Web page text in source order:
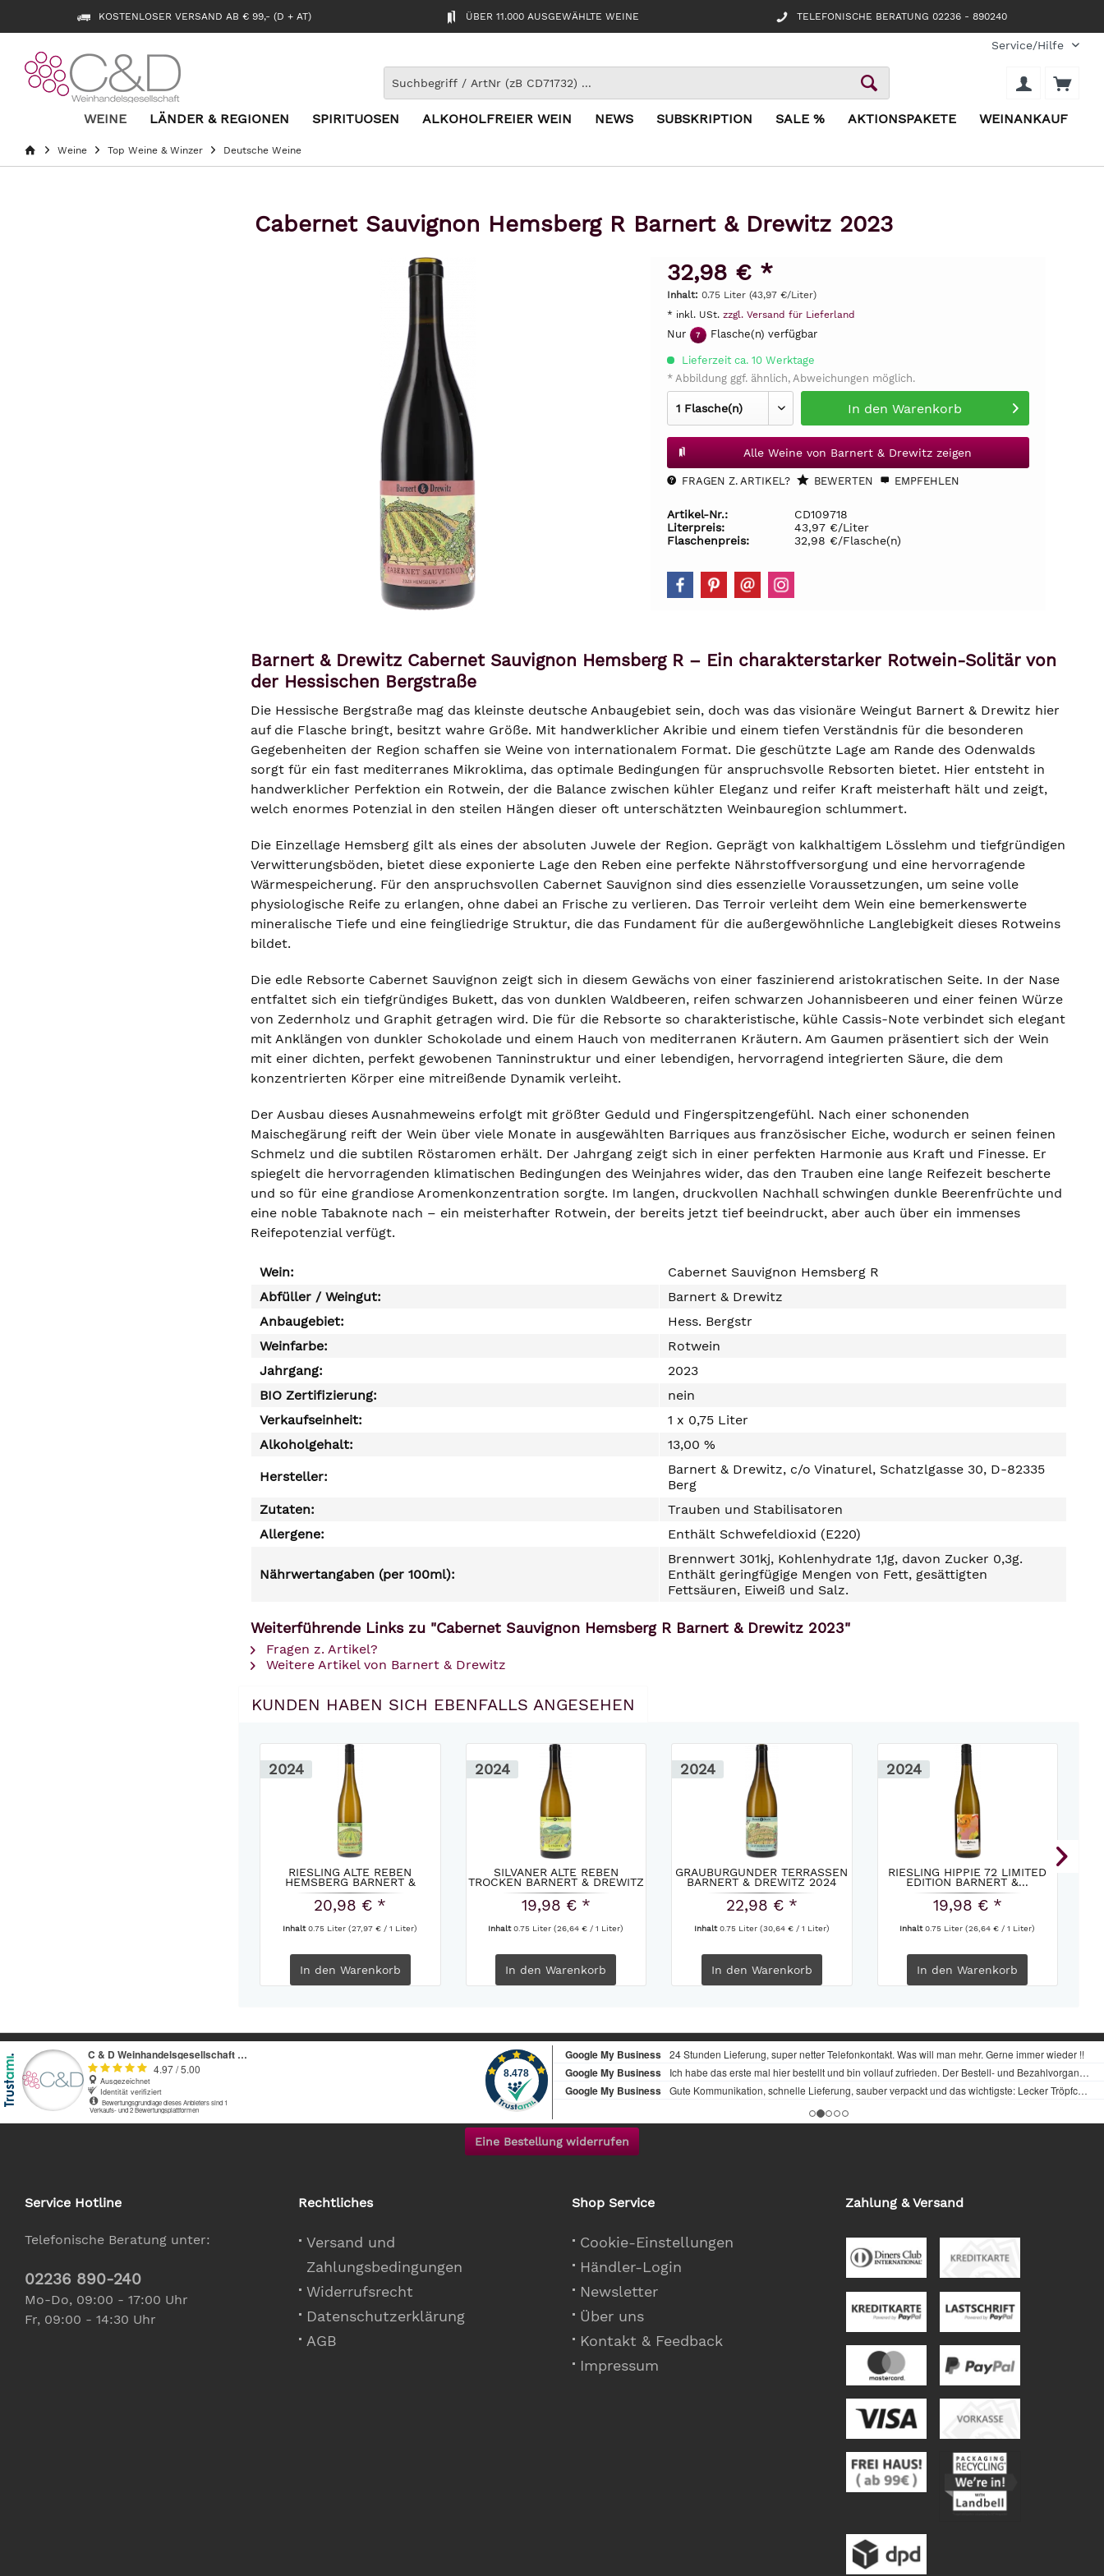
KOSTENLOSER VERSAND AB € 99,- (D + AT) ÜBER 11.000 AUSGEWÄHLTE WEINE TELEFONISCHE BERATUNG 02236 - 890240
Service/Hilfe
WEINE LÄNDER & REGIONEN SPIRITUOSEN ALKOHOLFREIER WEIN NEWS SUBSKRIPTION SALE % AKTIONSPAKETE WEINANKAUF
Weine Top Weine & Winzer Deutsche Weine
Cabernet Sauvignon Hemsberg R Barnert & Drewitz 2023
32,98 € *
Inhalt: 0.75 Liter (43,97 €/Liter)
* inkl. USt. zzgl. Versand für Lieferland
Nur 7 Flasche(n) verfügbar
Lieferzeit ca. 10 Werktage
* Abbildung ggf. ähnlich, Abweichungen möglich.
In den Warenkorb
Alle Weine von Barnert & Drewitz zeigen
FRAGEN Z. ARTIKEL? BEWERTEN EMPFEHLEN
Artikel-Nr.:
CD109718
Literpreis:
43,97 €/Liter
Flaschenpreis:
32,98 €/Flasche(n)
Barnert & Drewitz Cabernet Sauvignon Hemsberg R – Ein charakterstarker Rotwein-Solitär von
der Hessischen Bergstraße
Die Hessische Bergstraße mag das kleinste deutsche Anbaugebiet sein, doch was das visionäre Weingut Barnert & Drewitz hier
auf die Flasche bringt, besitzt wahre Größe. Mit handwerklicher Akribie und einem tiefen Verständnis für die besonderen
Gegebenheiten der Region schaffen sie Weine von internationalem Format. Die geschützte Lage am Rande des Odenwalds
sorgt für ein fast mediterranes Mikroklima, das optimale Bedingungen für anspruchsvolle Rebsorten bietet. Hier entsteht in
handwerklicher Perfektion ein Rotwein, der die Balance zwischen kühler Eleganz und reifer Kraft meisterhaft hält und zeigt,
welch enormes Potenzial in den steilen Hängen dieser oft unterschätzten Weinbauregion schlummert.
Die Einzellage Hemsberg gilt als eines der absoluten Juwele der Region. Geprägt von kalkhaltigem Lösslehm und tiefgründigen
Verwitterungsböden, bietet diese exponierte Lage den Reben eine perfekte Nährstoffversorgung und eine hervorragende
Wärmespeicherung. Für den anspruchsvollen Cabernet Sauvignon sind dies essenzielle Voraussetzungen, um seine volle
physiologische Reife zu erlangen, ohne dabei an Frische zu verlieren. Das Terroir verleiht dem Wein eine bemerkenswerte
mineralische Tiefe und eine feingliedrige Struktur, die das Fundament für die außergewöhnliche Langlebigkeit dieses Rotweins
bildet.
Die edle Rebsorte Cabernet Sauvignon zeigt sich in diesem Gewächs von einer faszinierend aristokratischen Seite. In der Nase
entfaltet sich ein tiefgründiges Bukett, das von dunklen Waldbeeren, reifen schwarzen Johannisbeeren und einer feinen Würze
von Zedernholz und Graphit getragen wird. Die für die Rebsorte so charakteristische, kühle Cassis-Note verbindet sich elegant
mit Anklängen von dunkler Schokolade und einem Hauch von mediterranen Kräutern. Am Gaumen präsentiert sich der Wein
mit einer dichten, perfekt gewobenen Tanninstruktur und einer lebendigen, hervorragend integrierten Säure, die dem
konzentrierten Körper eine mitreißende Dynamik verleiht.
Der Ausbau dieses Ausnahmeweins erfolgt mit größter Geduld und Fingerspitzengefühl. Nach einer schonenden
Maischegärung reift der Wein über viele Monate in ausgewählten Barriques aus französischer Eiche, wodurch er seinen feinen
Schmelz und die subtilen Röstaromen erhält. Der Jahrgang zeigt sich in einer perfekten Harmonie aus Kraft und Finesse. Er
spiegelt die hervorragenden klimatischen Bedingungen des Weinjahres wider, das den Trauben eine lange Reifezeit bescherte
und so für eine grandiose Aromenkonzentration sorgte. Im langen, druckvollen Nachhall schwingen dunkle Beerenfrüchte und
eine noble Tabaknote nach – ein meisterhafter Rotwein, der bereits jetzt tief beeindruckt, aber auch über ein immenses
Reifepotenzial verfügt.
Wein:
Cabernet Sauvignon Hemsberg R
Abfüller / Weingut:
Barnert & Drewitz
Anbaugebiet:
Hess. Bergstr
Weinfarbe:
Rotwein
Jahrgang:
2023
BIO Zertifizierung:
nein
Verkaufseinheit:
1 x 0,75 Liter
Alkoholgehalt:
13,00 %
Hersteller:
Barnert & Drewitz, c/o Vinaturel, Schatzlgasse 30, D-82335
Berg
Zutaten:
Trauben und Stabilisatoren
Allergene:
Enthält Schwefeldioxid (E220)
Nährwertangaben (per 100ml):
Brennwert 301kj, Kohlenhydrate 1,1g, davon Zucker 0,3g.
Enthält geringfügige Mengen von Fett, gesättigten
Fettsäuren, Eiweiß und Salz.
Weiterführende Links zu "Cabernet Sauvignon Hemsberg R Barnert & Drewitz 2023"
Fragen z. Artikel?
Weitere Artikel von Barnert & Drewitz
KUNDEN HABEN SICH EBENFALLS ANGESEHEN
2024
RIESLING ALTE REBEN
HEMSBERG BARNERT &
DREWITZ...
20,98 € *
Inhalt0.75 Liter(27,97 € / 1 Liter)
In den Warenkorb
2024
SILVANER ALTE REBEN
TROCKEN BARNERT & DREWITZ
2024
19,98 € *
Inhalt0.75 Liter(26,64 € / 1 Liter)
In den Warenkorb
2024
GRAUBURGUNDER TERRASSEN
BARNERT & DREWITZ 2024
22,98 € *
Inhalt0.75 Liter (30,64 € / 1 Liter)
In den Warenkorb
2024
RIESLING HIPPIE 72 LIMITED
EDITION BARNERT &...
19,98 € *
Inhalt0.75 Liter(26,64 € / 1 Liter)
In den Warenkorb
Eine Bestellung widerrufen
Service Hotline
Telefonische Beratung unter:
02236 890-240
Mo-Do, 09:00 - 17:00 Uhr
Fr, 09:00 - 14:30 Uhr
Rechtliches
Versand und
Zahlungsbedingungen
Widerrufsrecht
Datenschutzerklärung
AGB
Shop Service
Cookie-Einstellungen
Händler-Login
Newsletter
Über uns
Kontakt & Feedback
Impressum
Zahlung & Versand